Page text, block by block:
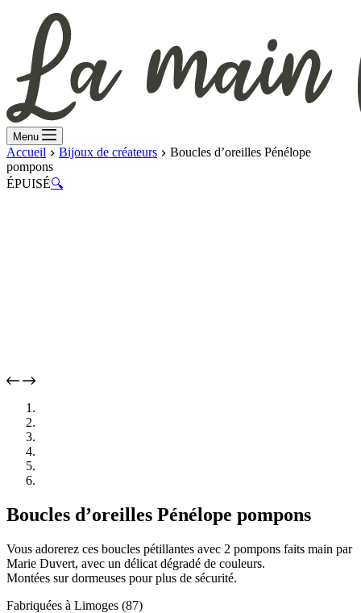
Menu
Accueil Bijoux de créateurs
Boucles d’oreilles Pénélope
pompons
ÉPUISÉ🔍
Boucles d’oreilles Pénélope pompons
Vous adorerez ces boucles pétillantes avec 2 pompons faits main par
Marie Duvert, avec un délicat dégradé de couleurs.
Montées sur dormeuses pour plus de sécurité.
Fabriquées à Limoges (87)